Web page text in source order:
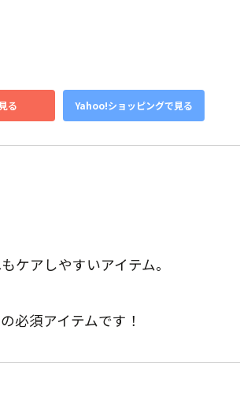
る Yahoo!ショッピングで見る
ケアしやすいアイテム。
必須アイテムです！